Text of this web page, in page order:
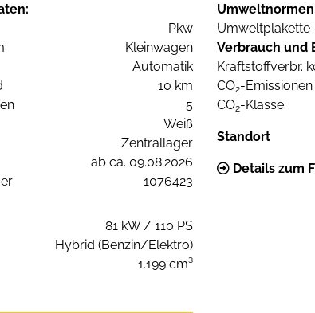
Pkw
Kleinwagen
Automatik
10 km
5
Weiß
Zentrallager
ab ca. 09.08.2026
1076423
81 kW / 110 PS
Hybrid (Benzin/Elektro)
1.199 cm³
Umweltplakette
Verbrauch und
Kraftstoffverbr.
CO2-
CO2-Klasse
Standort
Details zum